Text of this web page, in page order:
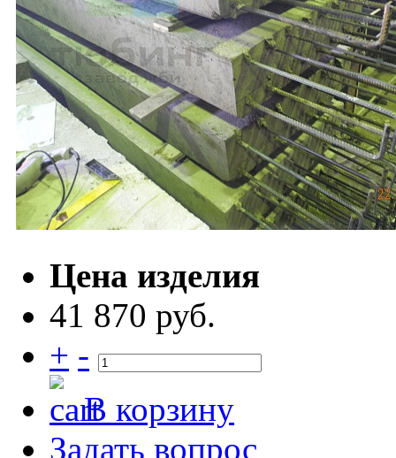
Цена изделия
41 870 руб.
+ -
В корзину
Задать вопрос